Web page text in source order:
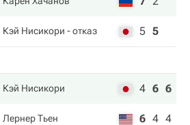
Кэй Нисикори - отказ 5 5
Кэй Нисикори 4 6 6
Лернер Тьен 6 4 4